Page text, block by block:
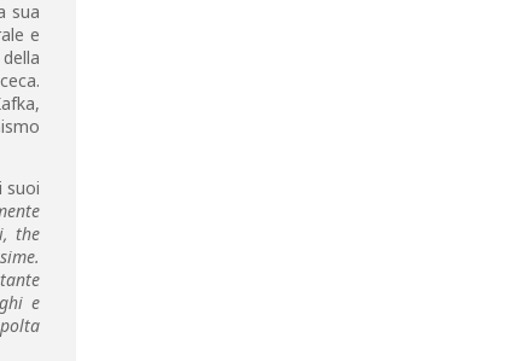
sua
e
suoi
the
e